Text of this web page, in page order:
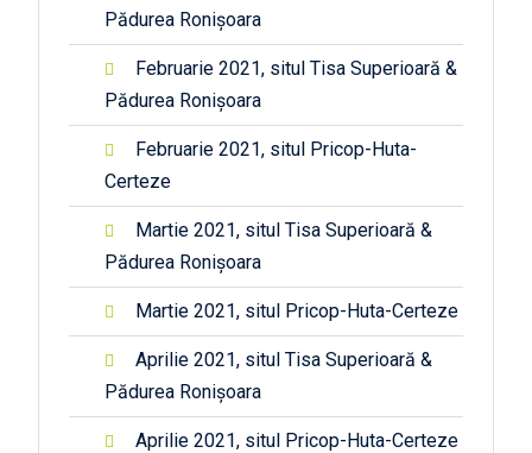
Pădurea Ronișoara
Februarie 2021, situl Tisa Superioară &
Pădurea Ronișoara
Februarie 2021, situl Pricop-Huta-
Certeze
Martie 2021, situl Tisa Superioară &
Pădurea Ronișoara
Martie 2021, situl Pricop-Huta-Certeze
Aprilie 2021, situl Tisa Superioară &
Pădurea Ronișoara
Aprilie 2021, situl Pricop-Huta-Certeze